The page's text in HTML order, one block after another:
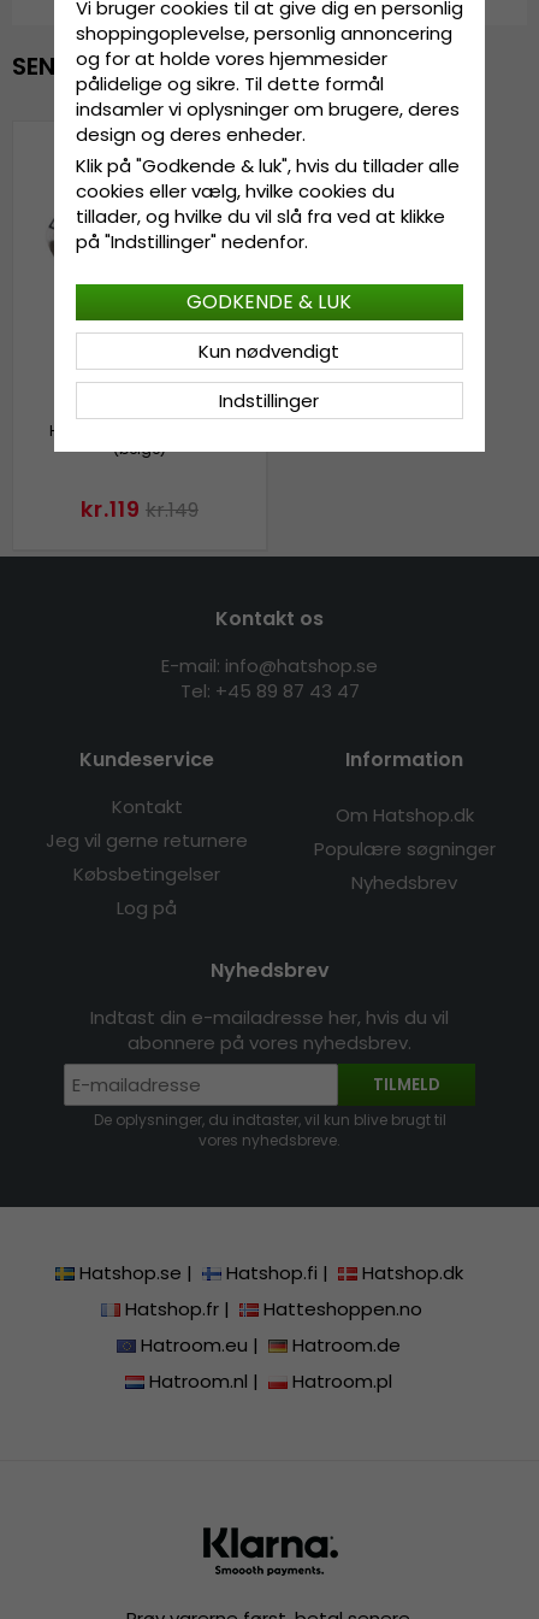
SENAST VISTE
Huer - Gårda Fox Beanie
(beige)
kr.119 kr.149
Kontakt os
E-mail: info@hatshop.se
Tel: +45 89 87 43 47
Kundeservice
Kontakt
Jeg vil gerne returnere
Købsbetingelser
Log på
Information
Om Hatshop.dk
Populære søgninger
Nyhedsbrev
Nyhedsbrev
Indtast din e-mailadresse her, hvis du vil
abonnere på vores nyhedsbrev.
TILMELD
De oplysninger, du indtaster, vil kun blive brugt til
vores nyhedsbreve.
Hatshop.se | Hatshop.fi |
Hatshop.dk
Hatshop.fr|
Hatteshoppen.no
Hatroom.eu |
Hatroom.de
Hatroom.nl | Hatroom.pl
Vi bruger cookies til at give dig en personlig
shoppingoplevelse, personlig annoncering
og for at holde vores hjemmesider
pålidelige og sikre. Til dette formål
indsamler vi oplysninger om brugere, deres
design og deres enheder.
Klik på "Godkende & luk", hvis du tillader alle
cookies eller vælg, hvilke cookies du
tillader, og hvilke du vil slå fra ved at klikke
på "Indstillinger" nedenfor.
Indstillinger
Kun nødvendigt
GODKENDE & LUK